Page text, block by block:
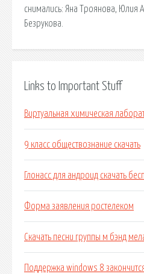
снимались: Яна Троянова, Юлия
Безрукова.
Links to Important Stuff
Виртуальная химическая
9 класс обществознание скачать
Глонасс для андроид скачать
Форма заявления ростелеком
Скачать песни группы м бэнд
Поддержка windows 8